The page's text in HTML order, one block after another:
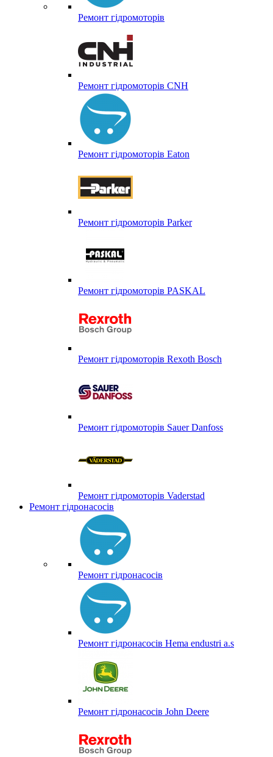
Ремонт гідромоторів
Ремонт гідромоторів CNH
Ремонт гідромоторів Eaton
Ремонт гідромоторів Parker
Ремонт гідромоторів PASKAL
Ремонт гідромоторів Rexoth Bosch
Ремонт гідромоторів Sauer Danfoss
Ремонт гідромоторів Vaderstad
Ремонт гідронасосів
Ремонт гідронасосів
Ремонт гідронасосів Hema endustri a.s
Ремонт гідронасосів John Deere